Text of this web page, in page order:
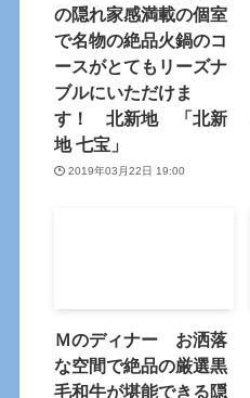
の隠れ家感満載の個室
で名物の絶品火鍋のコ
ースがとてもリーズナ
ブルにいただけま
す！ 北新地 「北新
地 七宝」
2019年03月22日 19:00
Ｍのディナー お洒落
な空間で絶品の厳選黒
毛和牛が堪能できる隠